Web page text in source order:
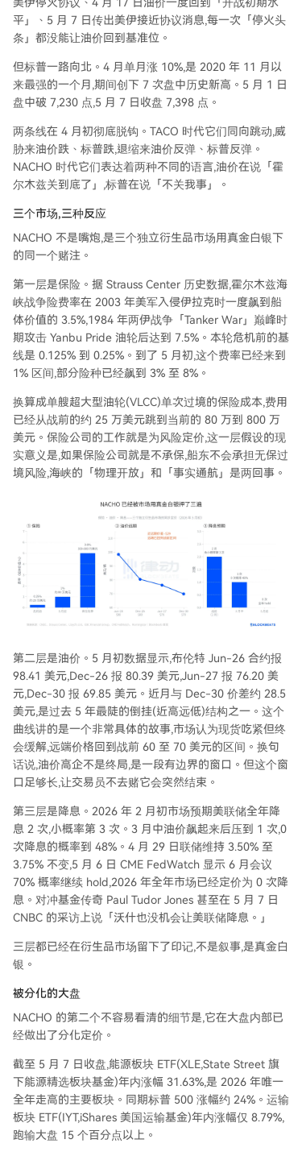
美伊停火协议、4 月 17 日油价一度回到「开战初期水
平」、5 月 7 日传出美伊接近协议消息,每一次「停火头
条」都没能让油价回到基准位。
但标普一路向北。4 月单月涨 10%,是 2020 年 11 月以
来最强的一个月,期间创下 7 次盘中历史新高。5 月 1 日
盘中破 7,230 点,5 月 7 日收盘 7,398 点。
两条线在 4 月初彻底脱钩。TACO 时代它们同向跳动,威
胁来油价跌、标普跌,退缩来油价反弹、标普反弹。
NACHO 时代它们表达着两种不同的语言,油价在说「霍
尔木兹关到底了」,标普在说「不关我事」。
三个市场,三种反应
NACHO 不是嘴炮,是三个独立衍生品市场用真金白银下
的同一个赌注。
第一层是保险。据 Strauss Center 历史数据,霍尔木兹海
峡战争险费率在 2003 年美军入侵伊拉克时一度飙到船
体价值的 3.5%,1984 年两伊战争「Tanker War」巅峰时
期攻击 Yanbu Pride 油轮后达到 7.5%。本轮危机前的基
线是 0.125% 到 0.25%。到了 5 月初,这个费率已经来到
1% 区间,部分险种已经飙到 3% 至 8%。
换算成单艘超大型油轮(VLCC)单次过境的保险成本,费用
已经从战前的约 25 万美元跳到当前的 80 万到 800 万
美元。保险公司的工作就是为风险定价,这一层假设的现
实意义是,如果保险公司就是不承保,船东不会承担无保过
境风险,海峡的「物理开放」和「事实通航」是两回事。
第二层是油价。5 月初数据显示,布伦特 Jun-26 合约报
98.41 美元,Dec-26 报 80.39 美元,Jun-27 报 76.20 美
元,Dec-30 报 69.85 美元。近月与 Dec-30 价差约 28.5
美元,是过去 5 年最陡的倒挂(近高远低)结构之一。这个
曲线讲的是一个非常具体的故事,市场认为现货吃紧但终
会缓解,远端价格回到战前 60 至 70 美元的区间。换句
话说,油价高企不是终局,是一段有边界的窗口。但这个窗
口足够长,让交易员不去赌它会突然结束。
第三层是降息。2026 年 2 月初市场预期美联储全年降
息 2 次,小概率第 3 次。3 月中油价飙起来后压到 1 次,0
次降息的概率到 48%。4 月 29 日联储维持 3.50% 至
3.75% 不变,5 月 6 日 CME FedWatch 显示 6 月会议
70% 概率继续 hold,2026 年全年市场已经定价为 0 次降
息。对冲基金传奇 Paul Tudor Jones 甚至在 5 月 7 日
CNBC 的采访上说「沃什也没机会让美联储降息。」
三层都已经在衍生品市场留下了印记,不是叙事,是真金白
银。
被分化的大盘
NACHO 的第二个不容易看清的细节是,它在大盘内部已
经做出了分化定价。
截至 5 月 7 日收盘,能源板块 ETF(XLE,State Street 旗
下能源精选板块基金)年内涨幅 31.63%,是 2026 年唯一
全年走高的主要板块。同期标普 500 涨幅约 24%。运输
板块 ETF(IYT,iShares 美国运输基金)年内涨幅仅 8.79%,
跑输大盘 15 个百分点以上。